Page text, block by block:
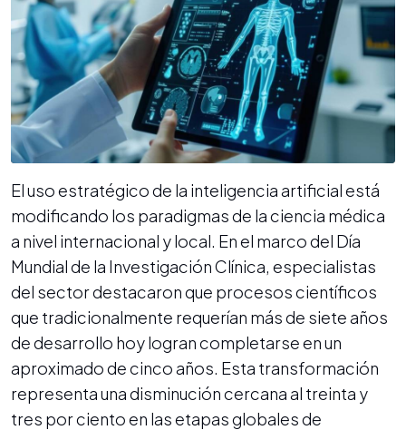
El uso estratégico de la inteligencia artificial está
modificando los paradigmas de la ciencia médica
a nivel internacional y local. En el marco del Día
Mundial de la Investigación Clínica, especialistas
del sector destacaron que procesos científicos
que tradicionalmente requerían más de siete años
de desarrollo hoy logran completarse en un
aproximado de cinco años. Esta transformación
representa una disminución cercana al treinta y
tres por ciento en las etapas globales de